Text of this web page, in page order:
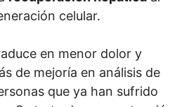
celular.
en menor dolor y
de mejoría en análisis de
que ya han sufrido